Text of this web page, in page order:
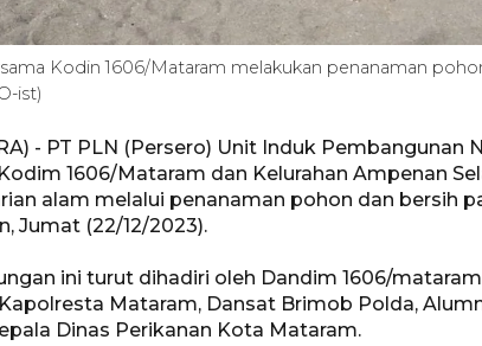
Kodin 1606/Mataram melakukan penanaman
ist)
- PT PLN (Persero) Unit Induk Pembangunan
1606/Mataram dan Kelurahan Ampenan
alam melalui penanaman pohon dan bersih
Jumat (22/12/2023).
ini turut dihadiri oleh Dandim 1606/
Mataram, Dansat Brimob Polda,
Dinas Perikanan Kota Mataram.